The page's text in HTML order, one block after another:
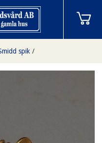
spik /